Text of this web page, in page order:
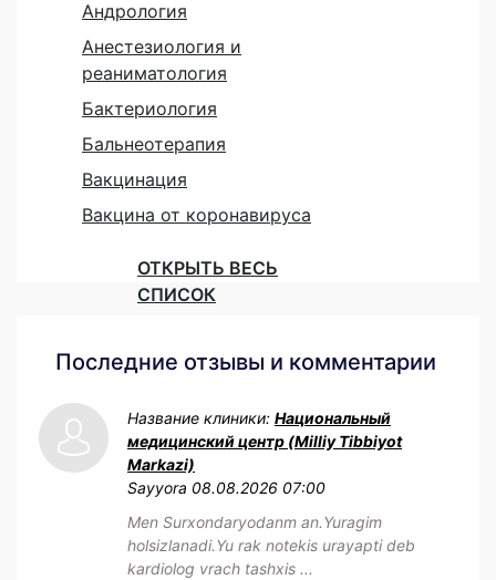
Андрология
Анестезиология и
реаниматология
Бактериология
Бальнеотерапия
Вакцинация
Вакцина от коронавируса
ОТКРЫТЬ ВЕСЬ
СПИСОК
Последние отзывы и комментарии
Название клиники: Национальный
медицинский центр (Milliy Tibbiyot
Markazi)
Sayyora 08.08.2026 07:00
Men Surxondaryodanm an.Yuragim
holsizlanadi.Yu rak notekis urayapti deb
kardiolog vrach tashxis ...